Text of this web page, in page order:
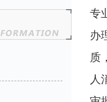
专
办
质
人